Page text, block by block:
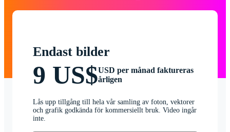
Endast bilder
9 US$USD per månad faktureras
årligen
Lås upp tillgång till hela vår samling av foton, vektorer
och grafik godkända för kommersiellt bruk. Video ingår
inte.